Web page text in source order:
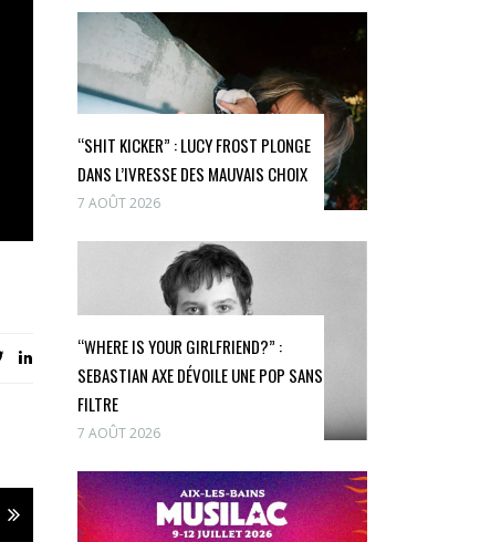
“SHIT KICKER” : LUCY FROST PLONGE
DANS L’IVRESSE DES MAUVAIS CHOIX
7 AOÛT 2026
“WHERE IS YOUR GIRLFRIEND?” :
SEBASTIAN AXE DÉVOILE UNE POP SANS
FILTRE
7 AOÛT 2026